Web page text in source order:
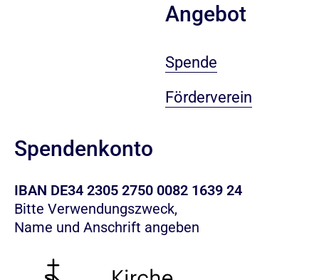
Angebot
Spende
Förderverein
Spendenkonto
IBAN DE34 2305 2750 0082 1639 24
Bitte Verwendungszweck,
Name und Anschrift angeben